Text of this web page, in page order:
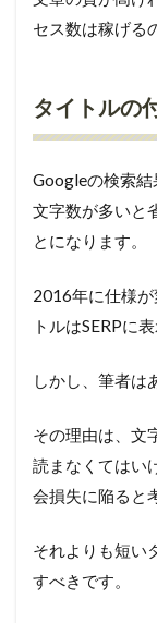
セス数は稼げる
タイトルの
Googleの検索結
文字数が多いと
とになります。
2016年に仕様
トルはSERPに
しかし、筆者は
その理由は、文
読まなくてはい
会損失に陥ると
それよりも短い
すべきです。